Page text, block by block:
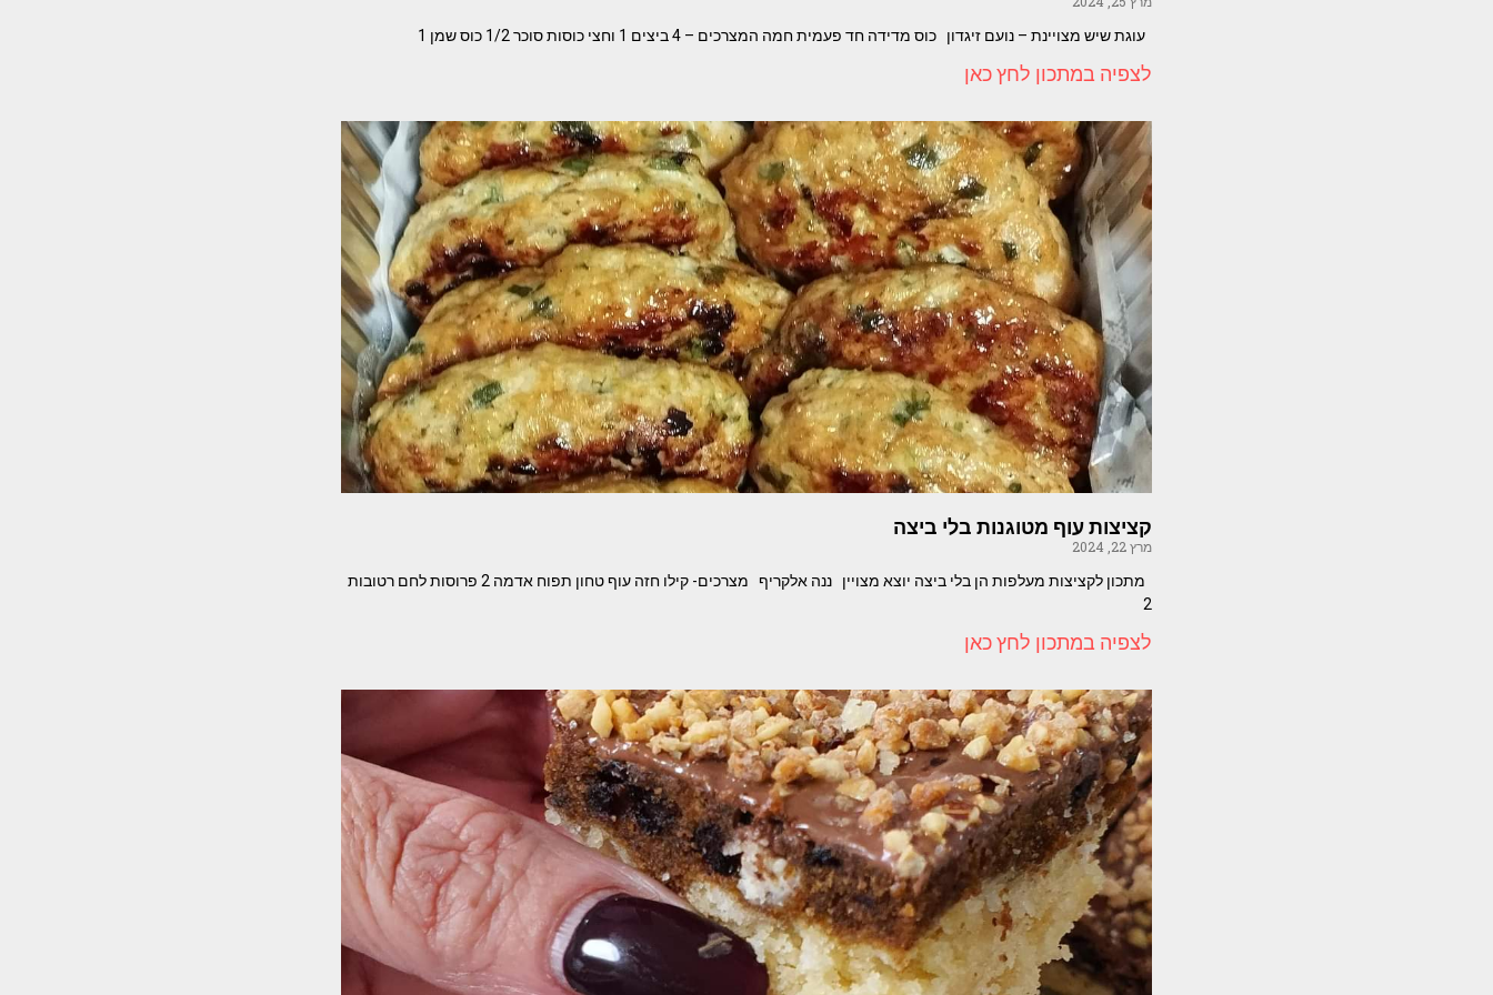
עוגת שיש מצויינת – נועם זיגדון כוס מדידה חד פעמית חמה המצרכים – 4 ביצים 1 וחצי כוסות סוכר 1/2 כוס שמן 1
לצפיה במתכון לחץ כאן
קציצות עוף מטוגנות בלי ביצה
מרץ 22, 2024
מתכון לקציצות מעלפות הן בלי ביצה יוצא מצויין ננה אלקריף מצרכים- קילו חזה עוף טחון תפוח אדמה 2 פרוסות לחם רטובות
2
לצפיה במתכון לחץ כאן